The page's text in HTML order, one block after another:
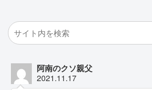
阿南のクソ親父
2021.11.17